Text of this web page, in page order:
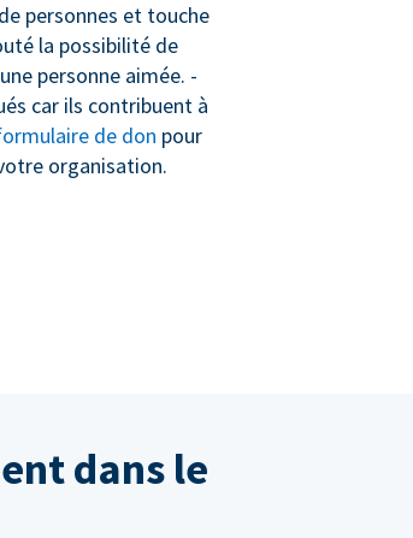
personnes et touche
la possibilité de
personne aimée. -
car ils contribuent à
de don pour
organisation.
dans le